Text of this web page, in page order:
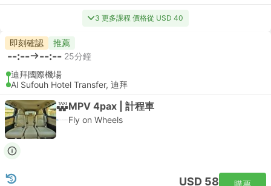
3 更多課程 價格從 USD 40
即刻確認 推薦
--:-- --:-- 25分鐘
迪拜國際機場
Al Sufouh Hotel Transfer, 迪拜
MPV 4pax | 計程車
Fly on Wheels
USD 58 購票